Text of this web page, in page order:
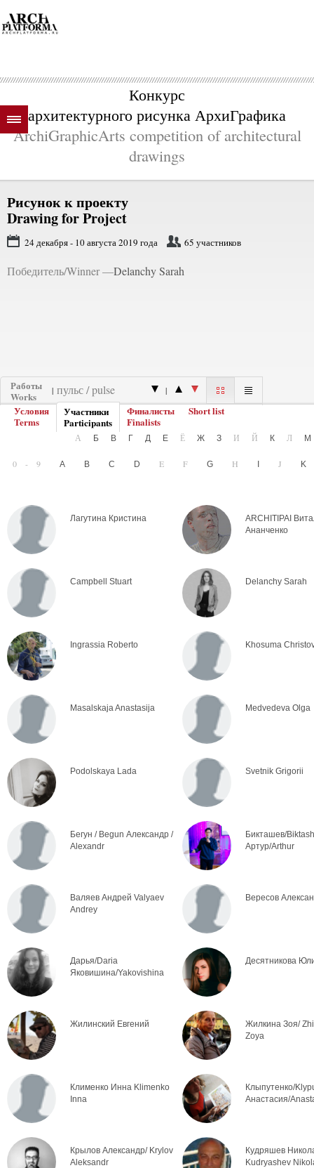
Конкурс
архитектурного рисунка АрхиГрафика
ArchiGraphicArts competition of architectural
drawings
Рисунок к проекту
Drawing for Project
24 декабря - 10 августа 2019 года 65 участников
Победитель/Winner —Delanchy Sarah
Работы
Works
| |
Условия
Terms
Участники
Participants
Финалисты
Finalists
Short list
А Б В Г Д Е Ё Ж З И Й К Л
0-9 A B C D E F G H J K
Лагутина Кристина
ARCHITIPAI
Ананченко
Campbell Stuart Delanchy Sarah
Ingrassia Roberto Khosuma
Masalskaja Anastasija Medvedeva Olga
Podolskaya Lada Svetnik Grigorii
Бегун / Begun Александр /
Alexandr
Бикташев/
Артур/Arthur
Валяев Андрей Valyaev
Andrey
Вересов
Дарья/Daria
Яковишина/Yakovishina
Десятникова
Жилинский Евгений
Жилкина Зоя/
Zoya
Клименко Инна Klimenko
Inna
Клыпутенко/
Анастасия/
Крылов Александр/ Krylov
Aleksandr
Кудряшев
Kudryashev